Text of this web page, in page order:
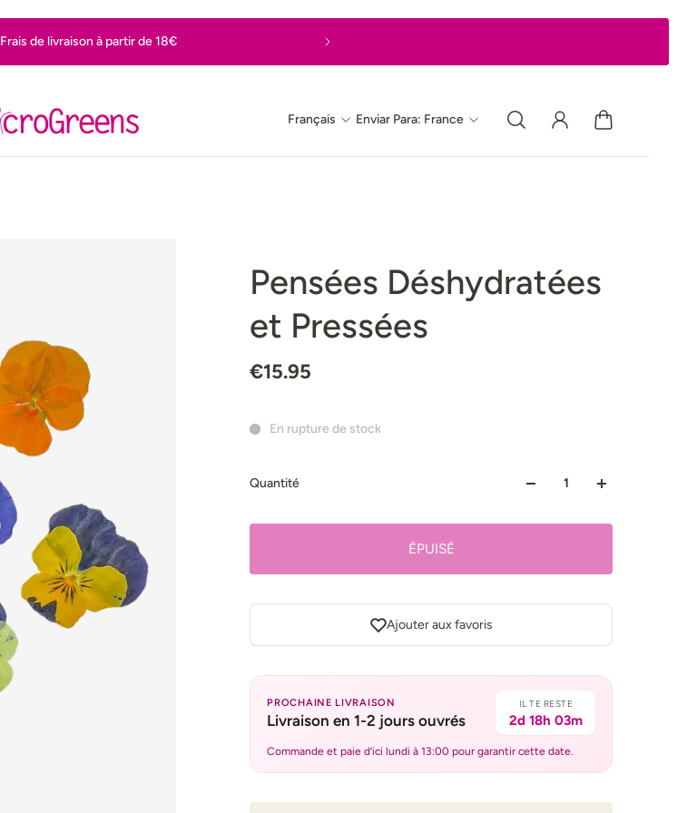
Frais de livraison à partir de 18€
Français Enviar Para: France
Pensées Déshydratées
et Pressées
€15.95
En rupture de stock
Quantité
ÉPUISÉ
Ajouter aux favoris
PROCHAINE LIVRAISON
Livraison en 1-2 jours ouvrés
IL TE RESTE
2d 18h 03m
Commande et paie d’ici lundi à 13:00 pour garantir cette date.